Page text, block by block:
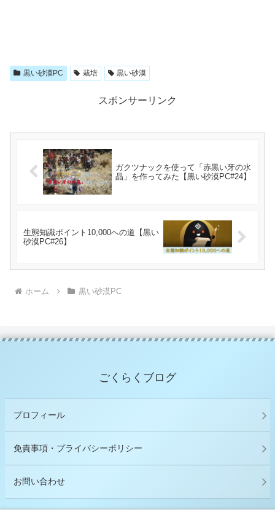
黒い砂漠PC 栽培 黒い砂漠
スポンサーリンク
ガクツナックを使って「赤黒い牙の水
晶」を作ってみた【黒い砂漠PC#24】
生態知識ポイント10,000への道【黒い
砂漠PC#26】
ホーム 黒い砂漠PC
ごくらくブログ
プロフィール
免責事項・プライバシーポリシー
お問い合わせ